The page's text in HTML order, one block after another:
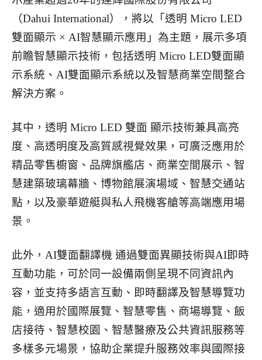
（Dahui International），將以「透明 Micro LED
雙面顯示 × AI智慧顯示應用」為主題，展示多項
前瞻智慧顯示技術，包括透明 Micro LED雙面顯
示系統、AI雙面顯示系統以及智慧商業空間整合
解決方案。
其中，透明 Micro LED 雙面 顯示技術兼具高亮
度、高透明度及高質感視覺效果，可廣泛應用於
精品零售櫥窗、品牌旗艦店、商業空間展示、智
慧建築玻璃幕牆、博物館展演場域、智慧交通站
點，以及豪華遊艇與私人飛機客艙等高端應用場
景。
此外，AI雙面翻譯機 通過雙面異顯技術與AI即時
互動功能，可於同一設備兩側呈現不同資訊內
容，並支持多語言互動、即時翻譯及智慧導覽功
能，適用於國際展覽、智慧零售、商場導覽、飯
店接待、智慧校園、智慧醫療及公共資訊服務等
多樣多元場景，協助企業提升服務效率與國際接